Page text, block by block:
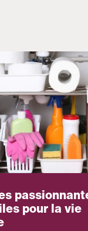
pour la vie